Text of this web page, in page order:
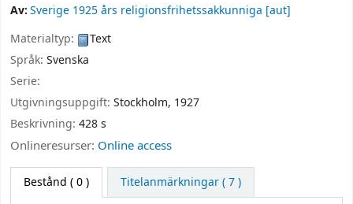
Av:Sverige 1925 års religionsfrihetssakkunniga [aut]
Materialtyp:
Text
Språk: Svenska
Serie:
Utgivningsuppgift: Stockholm, 1927
Beskrivning: 428 s
Onlineresurser: Online access
Bestånd ( 0 ) Titelanmärkningar ( 7 )